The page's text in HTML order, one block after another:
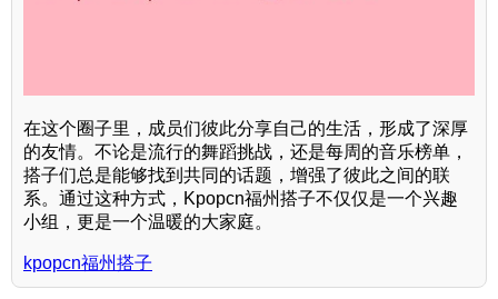
在这个圈子里，成员们彼此分享自己的生活，形成了深厚
的友情。不论是流行的舞蹈挑战，还是每周的音乐榜单，
搭子们总是能够找到共同的话题，增强了彼此之间的联
系。通过这种方式，Kpopcn福州搭子不仅仅是一个兴趣
小组，更是一个温暖的大家庭。
kpopcn福州搭子